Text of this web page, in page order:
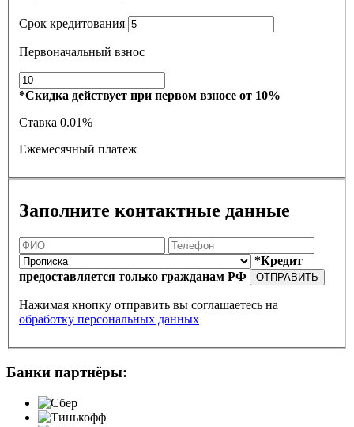
Срок кредитования
Первоначальный взнос
*Скидка действует при первом взносе от 10%
Ставка 0.01%
Ежемесячный платеж
Заполните контактные данные
*Кредит
предоставляется только гражданам РФ
ОТПРАВИТЬ
Нажимая кнопку отправить вы соглашаетесь на
обработку персональных данных
Банки партнёры: